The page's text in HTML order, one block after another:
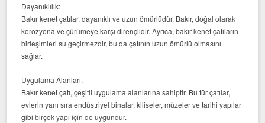
Dayanıklılık:
Bakır kenet çatılar, dayanıklı ve uzun ömürlüdür. Bakır, doğal olarak
korozyona ve çürümeye karşı dirençlidir. Ayrıca, bakır kenet çatıların
birleşimleri su geçirmezdir, bu da çatının uzun ömürlü olmasını
sağlar.
Uygulama Alanları:
Bakır kenet çatı, çeşitli uygulama alanlarına sahiptir. Bu tür çatılar,
evlerin yanı sıra endüstriyel binalar, kiliseler, müzeler ve tarihi yapılar
gibi birçok yapı için de uygundur.